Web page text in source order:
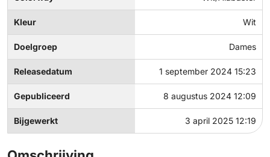
Kleur Wit
Doelgroep Dames
Releasedatum 1 september 2024 15:23
Gepubliceerd 8 augustus 2024 12:09
Bijgewerkt 3 april 2025 12:19